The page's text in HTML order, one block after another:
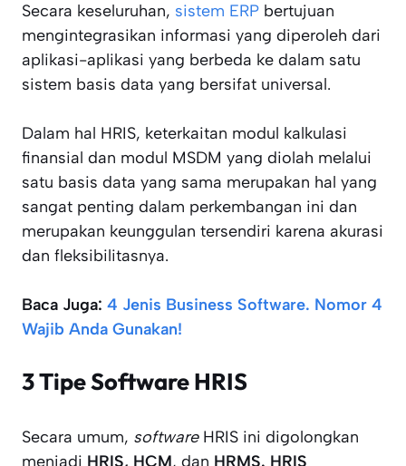
Secara keseluruhan, sistem ERP bertujuan
mengintegrasikan informasi yang diperoleh dari
aplikasi-aplikasi yang berbeda ke dalam satu
sistem basis data yang bersifat universal.
Dalam hal HRIS, keterkaitan modul kalkulasi
finansial dan modul MSDM yang diolah melalui
satu basis data yang sama merupakan hal yang
sangat penting dalam perkembangan ini dan
merupakan keunggulan tersendiri karena akurasi
dan fleksibilitasnya.
Baca Juga: 4 Jenis Business Software. Nomor 4
Wajib Anda Gunakan!
3 Tipe Software HRIS
Secara umum, softwareHRIS ini digolongkan
menjadi HRIS, HCM, dan HRMS. HRIS